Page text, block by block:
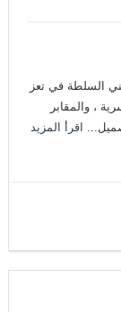
السلطة في تعز
، والمقابر
اقرأ المزيد